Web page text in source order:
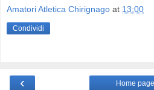
Amatori Atletica Chirignago at 13:00
Condividi
‹ Home page